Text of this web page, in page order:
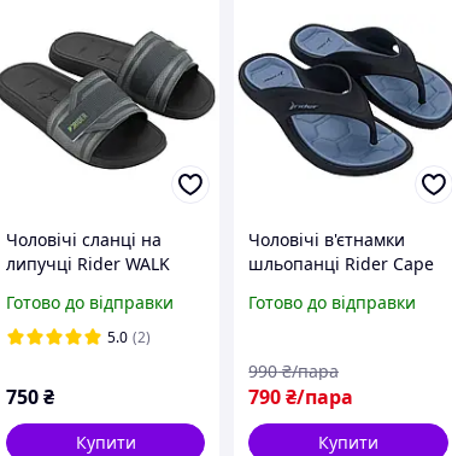
Чоловічі сланці на
липучці Rider WALK
Готово до відправки
5.0 (2)
750₴
Купити
Чоловічі в'єтнамки
шльопанці Rider Cape
Готово до відправки
790₴/пара
990 ₴/пара
Купити